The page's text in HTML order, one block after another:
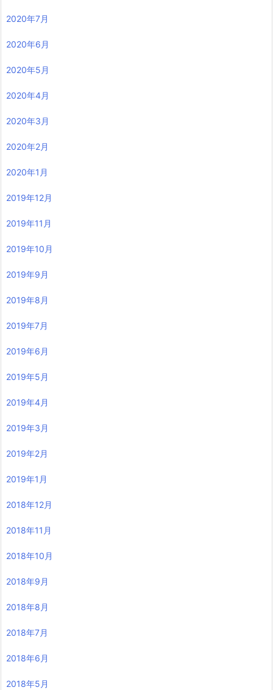
2020年7月
2020年6月
2020年5月
2020年4月
2020年3月
2020年2月
2020年1月
2019年12月
2019年11月
2019年10月
2019年9月
2019年8月
2019年7月
2019年6月
2019年5月
2019年4月
2019年3月
2019年2月
2019年1月
2018年12月
2018年11月
2018年10月
2018年9月
2018年8月
2018年7月
2018年6月
2018年5月